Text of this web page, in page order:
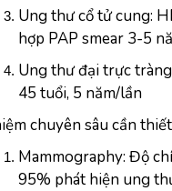
Ung thư cổ tử cung:
hợp PAP smear 3-5
Ung thư đại trực
45 tuổi, 5 năm/lần
chuyên sâu cần
Mammography: Độ
95% phát hiện ung